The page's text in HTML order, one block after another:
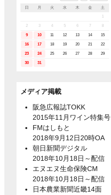
日 月 火 水 木 金
土
1
2 3 4 5 6 7 8
9 10 11 12 13 14 15
16 17 18 19 20 21 22
23 24 25 26 27 28 29
30 31
メディア掲載
阪急広報誌TOKK
2015年11月ワイン特集号
FMはしもと
2018年9月12日20時OA
朝日新聞デジタル
2018年10月18日～配信
エヌエヌ生命保険CM
2018年10月18日～配信
日本農業新聞近畿14面